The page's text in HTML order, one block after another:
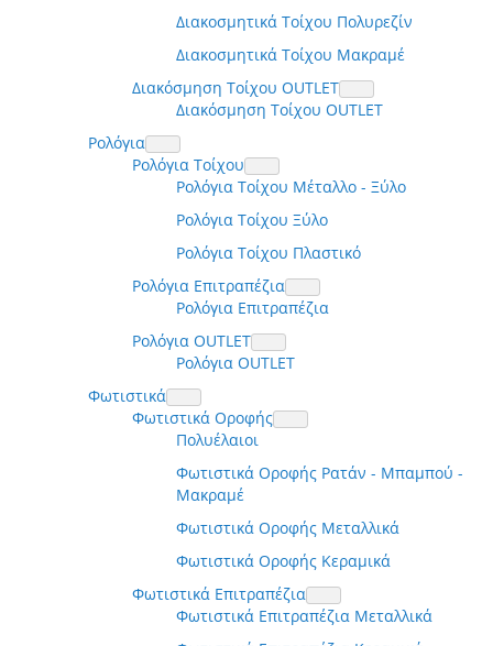
Διακοσμητικά Τοίχου Πολυρεζίν
Διακοσμητικά Τοίχου Μακραμέ
Διακόσμηση Τοίχου OUTLET
Διακόσμηση Τοίχου OUTLET
Ρολόγια
Ρολόγια Τοίχου
Ρολόγια Τοίχου Μέταλλο - Ξύλο
Ρολόγια Τοίχου Ξύλο
Ρολόγια Τοίχου Πλαστικό
Ρολόγια Επιτραπέζια
Ρολόγια Επιτραπέζια
Ρολόγια OUTLET
Ρολόγια OUTLET
Φωτιστικά
Φωτιστικά Οροφής
Πολυέλαιοι
Φωτιστικά Οροφής Ρατάν - Μπαμπού -
Μακραμέ
Φωτιστικά Οροφής Μεταλλικά
Φωτιστικά Οροφής Κεραμικά
Φωτιστικά Επιτραπέζια
Φωτιστικά Επιτραπέζια Μεταλλικά